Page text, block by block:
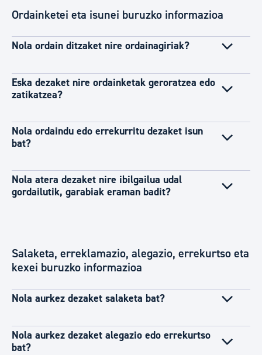
Ordainketei eta isunei buruzko informazioa
Nola ordain ditzaket nire ordainagiriak?
Eska dezaket nire ordainketak geroratzea edo
zatikatzea?
Nola ordaindu edo errekurritu dezaket isun
bat?
Nola atera dezaket nire ibilgailua udal
gordailutik, garabiak eraman badit?
Salaketa, erreklamazio, alegazio, errekurtso eta
kexei buruzko informazioa
Nola aurkez dezaket salaketa bat?
Nola aurkez dezaket alegazio edo errekurtso
bat?